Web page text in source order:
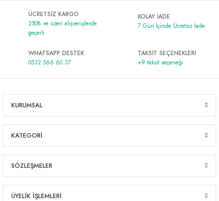
ÜCRETSİZ KARGO
250₺ ve üzeri alışverişlerde
geçerli
KOLAY İADE
7 Gün İçinde Ücretsiz İade
WHATSAPP DESTEK
0532 566 60 37
TAKSİT SEÇENEKLERİ
+9 taksit seçeneği
KURUMSAL
KATEGORİ
SÖZLEŞMELER
ÜYELİK İŞLEMLERİ